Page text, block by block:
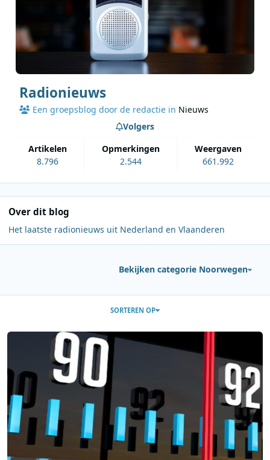
Radionieuws
Een groepsblog door de redactie in Nieuws
artikelen
8.796
opmerkingen
2.544
weergaven
661.992
Volgers
Over dit blog
Het laatste radionieuws uit Nederland en Vlaanderen
Bekijken categorie Noorwegen
SORTEREN OP
Lees meer over Vrijgekomen FM-vergunningen bieden kansen